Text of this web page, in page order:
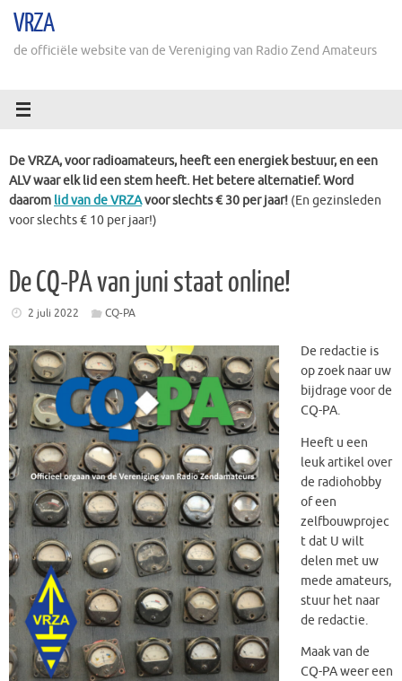
naarVRZA
de officiële website van de Vereniging van Radio Zend Amateurs
De VRZA, voor radioamateurs, heeft een energiek bestuur, en een
ALV waar elk lid een stem heeft. Het betere alternatief. Word
daarom lid van de VRZAvoor slechts € 30 per jaar! (En gezinsleden
voor slechts € 10 per jaar!)
De CQ-PA van juni staat online!
2 juli 2022 CQ-PA
De redactie is
op zoek naar uw
bijdrage voor de
CQ-PA.
Heeft u een
leuk artikel over
de radiohobby
of een
zelfbouwprojec
t dat U wilt
delen met uw
mede amateurs,
stuur het naar
de redactie.
Maak van de
CQ-PA weer een